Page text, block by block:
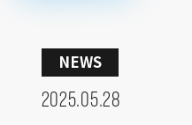
NEWS
2025.05.28